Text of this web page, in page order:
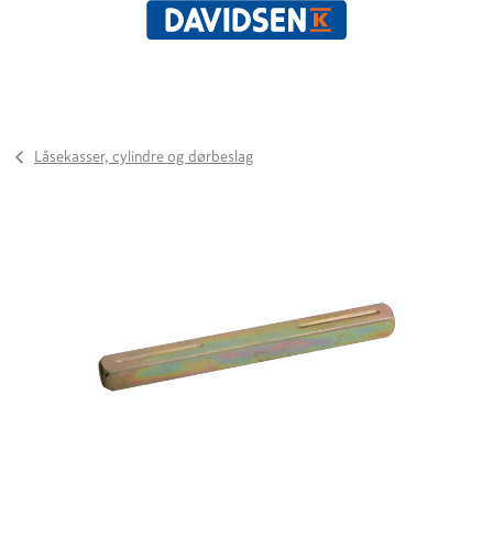
Låsekasser, cylindre og dørbeslag